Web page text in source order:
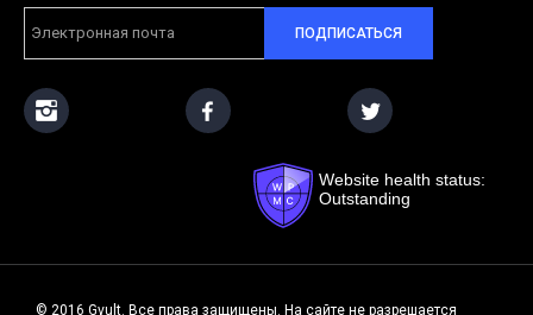
ПОДПИСАТЬСЯ
Website health status:
Outstanding
© 2016 Gvult. Все права защищены. На сайте не разрешается